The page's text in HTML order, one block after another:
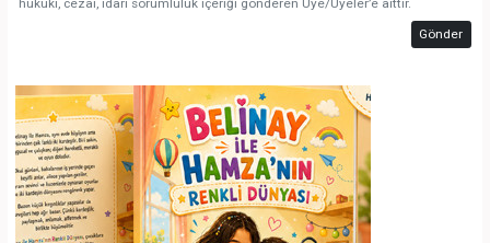
hukuki, cezai, idari sorumluluk içeriği gönderen Üye/Üyeler’e aittir.
Gönder